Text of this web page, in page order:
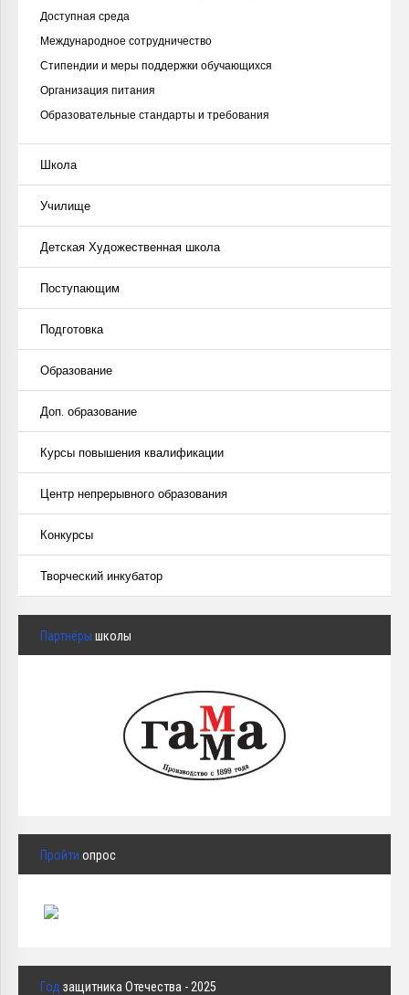
Доступная среда
Международное сотрудничество
Стипендии и меры поддержки обучающихся
Организация питания
Образовательные стандарты и требования
Школа
Училище
Детская Художественная школа
Поступающим
Подготовка
Образование
Доп. образование
Курсы повышения квалификации
Центр непрерывного образования
Конкурсы
Творческий инкубатор
Партнёры школы
Пройти опрос
Год защитника Отечества - 2025